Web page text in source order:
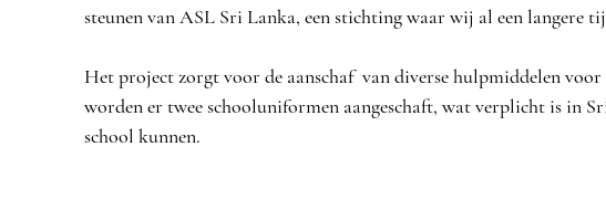
steunen van ASL Sri Lanka, een stichting waar wij al een langere
Het project zorgt voor de aanschaf  van diverse hulpmiddelen
worden er twee schooluniformen aangeschaft, wat verplicht is in
school kunnen.